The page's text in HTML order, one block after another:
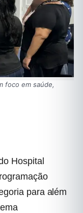
foco em saúde,
Hospital
para além